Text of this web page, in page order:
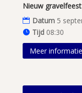
Nieuw
Datum 5
Tijd 08:30
Meer informatie